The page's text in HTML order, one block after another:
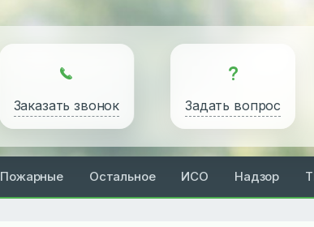
Заказать звонок Задать вопрос
Пожарные Остальное ИСО Надзор